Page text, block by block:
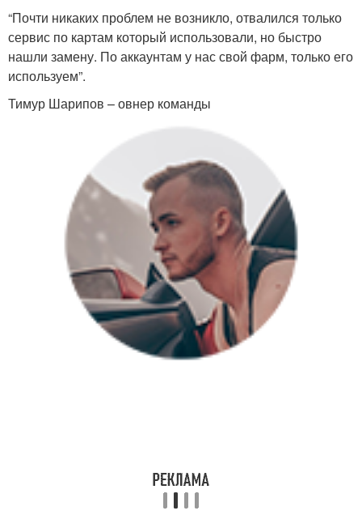
“Почти никаких проблем не возникло, отвалился только
сервис по картам который использовали, но быстро
нашли замену. По аккаунтам у нас свой фарм, только его
используем”.
Тимур Шарипов – овнер команды